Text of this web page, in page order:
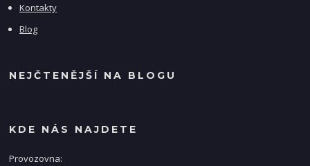
Kontakty
Blog
NEJČTENĚJŠÍ NA BLOGU
KDE NÁS NAJDETE
Provozovna: